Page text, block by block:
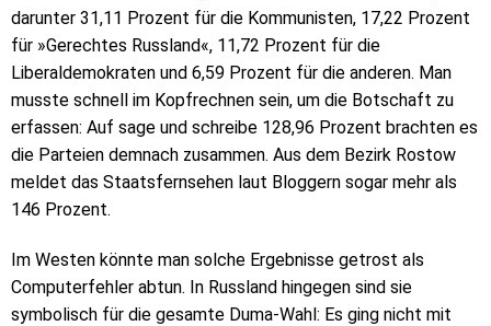
darunter 31,11 Prozent für die Kommunisten, 17,22 Prozent
für »Gerechtes Russland«, 11,72 Prozent für die
Liberaldemokraten und 6,59 Prozent für die anderen. Man
musste schnell im Kopfrechnen sein, um die Botschaft zu
erfassen: Auf sage und schreibe 128,96 Prozent brachten es
die Parteien demnach zusammen. Aus dem Bezirk Rostow
meldet das Staatsfernsehen laut Bloggern sogar mehr als
146 Prozent.
Im Westen könnte man solche Ergebnisse getrost als
Computerfehler abtun. In Russland hingegen sind sie
symbolisch für die gesamte Duma-Wahl: Es ging nicht mit